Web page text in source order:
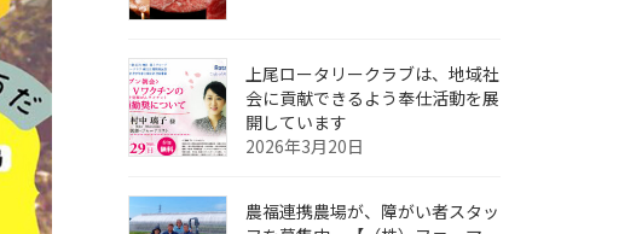
上尾ロータリークラブは、地域社
会に貢献できるよう奉仕活動を展
開しています
2026年3月20日
農福連携農場が、障がい者スタッ